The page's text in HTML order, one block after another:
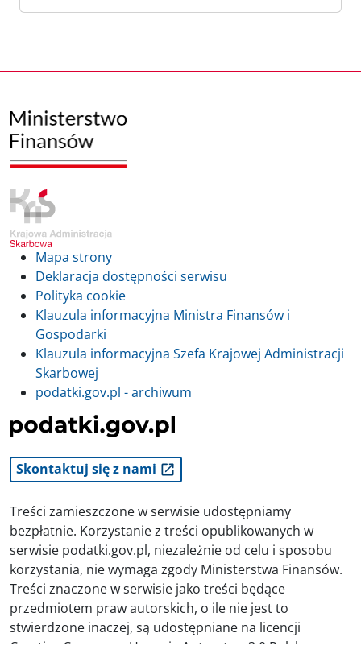
Mapa strony
Deklaracja dostępności serwisu
Polityka cookie
Klauzula informacyjna Ministra Finansów i
Gospodarki
Klauzula informacyjna Szefa Krajowej Administracji
Skarbowej
podatki.gov.pl - archiwum
Skontaktuj się z nami
Treści zamieszczone w serwisie udostępniamy
bezpłatnie. Korzystanie z treści opublikowanych w
serwisie podatki.gov.pl, niezależnie od celu i sposobu
korzystania, nie wymaga zgody Ministerstwa Finansów.
Treści znaczone w serwisie jako treści będące
przedmiotem praw autorskich, o ile nie jest to
stwierdzone inaczej, są udostępniane na licencji
Creative Commons Uznanie Autorstwa 3.0 Polska.